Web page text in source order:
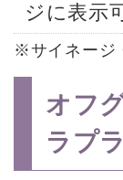
ジに表示
※サイネージ
オフ
ラプ